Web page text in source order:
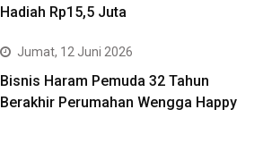
Hadiah Rp15,5 Juta
Jumat, 12 Juni 2026
Bisnis Haram Pemuda 32 Tahun
Berakhir Perumahan Wengga Happy